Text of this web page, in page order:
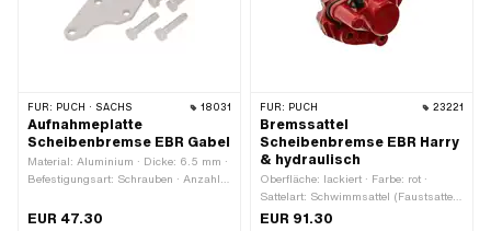
FÜR: PUCH · SACHS 18031
Aufnahmeplatte
Scheibenbremse EBR Gabel
Material: Aluminium · Dicke: 6.5 mm ·
Befestigungsart: Schrauben · Anzahl
Befestigungsloch: 8.2 mm
EUR 47.30
FÜR: PUCH 23221
Bremssattel
Scheibenbremse EBR Harry
& hydraulisch
Oberfläche: lackiert · Farbe: rot ·
Sattelart: Schwimmsattel (Faustsattel)
· Gesamtlänge: 105 mm · Breite: 65
EUR 91.30